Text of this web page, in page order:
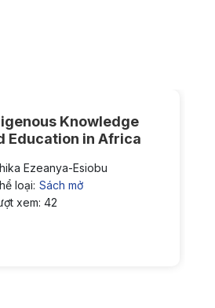
Knowledge
Education in Africa
Ezeanya-Esiobu
loại: Sách mở
xem: 42